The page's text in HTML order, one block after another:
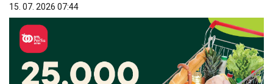
15. 07. 2026 07:44